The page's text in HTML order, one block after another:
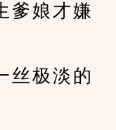
爹娘才嫌
极淡的